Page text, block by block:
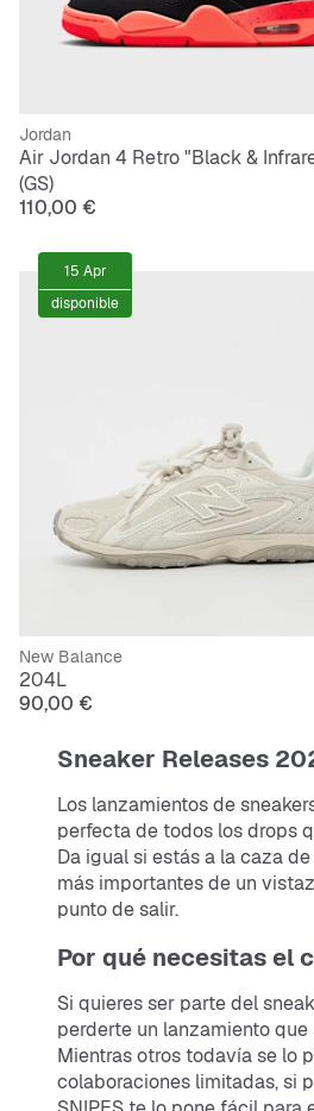
Jordan
Air Jordan 4 Retro "Black &
(GS)
110,00 €
New Balance
204L
90,00 €
15 Apr
disponible
Sneaker Releases
Los lanzamientos de
perfecta de todos los drops
Da igual si estás a la caza
más importantes de un
punto de salir.
Por qué necesitas el
Si quieres ser parte del
perderte un lanzamiento
Mientras otros todavía se lo
colaboraciones limitadas, si